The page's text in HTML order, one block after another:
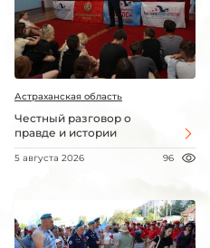
Астраханская область
Честный разговор о
правде и истории
5 августа 2026 96